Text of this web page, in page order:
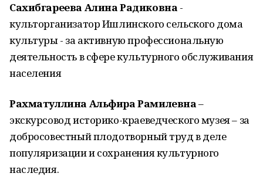
Сахибгареева Алина Радиковна -
культорганизатор Ишлинского сельского дома
культуры - за активную профессиональную
деятельность в сфере культурного обслуживания
населения
Рахматуллина Альфира Рамилевна–
экскурсовод историко-краеведческого музея – за
добросовестный плодотворный труд в деле
популяризации и сохранения культурного
наследия.